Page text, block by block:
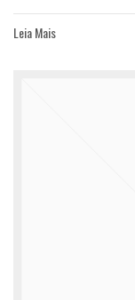
Leia Mais